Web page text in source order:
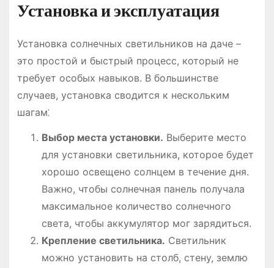
Установка и эксплуатация
Установка солнечных светильников на даче –
это простой и быстрый процесс, который не
требует особых навыков. В большинстве
случаев, установка сводится к нескольким
шагам⁚
Выбор места установки. Выберите место
для установки светильника, которое будет
хорошо освещено солнцем в течение дня.
Важно, чтобы солнечная панель получала
максимальное количество солнечного
света, чтобы аккумулятор мог зарядиться.
Крепление светильника. Светильник
можно установить на столб, стену, землю